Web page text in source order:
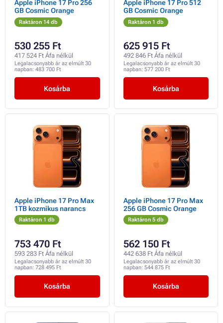
Apple iPhone 17 Pro 256
GB Cosmic Orange
Raktáron 14 db
530 255 Ft
417 524 Ft Áfa nélkül
Legalacsonyabb ár az elmúlt 30
napban: 483 700 Ft
Kosárba
Apple iPhone 17 Pro 512
GB Cosmic Orange
Raktáron 1 db
625 915 Ft
492 846 Ft Áfa nélkül
Legalacsonyabb ár az elmúlt 30
napban: 577 200 Ft
Kosárba
Apple iPhone 17 Pro Max
1TB kozmikus narancs
Raktáron 1 db
753 470 Ft
593 283 Ft Áfa nélkül
Legalacsonyabb ár az elmúlt 30
napban: 728 495 Ft
Kosárba
Apple iPhone 17 Pro Max
256 GB Cosmic Orange
Raktáron 5 db
562 150 Ft
442 638 Ft Áfa nélkül
Legalacsonyabb ár az elmúlt 30
napban: 544 875 Ft
Kosárba